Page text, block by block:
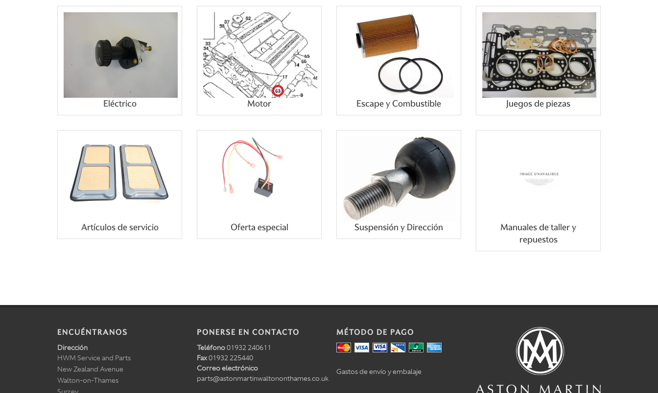
Eléctrico Motor Escape y Combustible Juegos de piezas
Artículos de servicio Oferta especial Suspensión y Dirección
Manuales de taller y
repuestos
ENCUÉNTRANOS
Dirección
HWM Service and Parts
New Zealand Avenue
Walton-on-Thames
PONERSE EN CONTACTO
Teléfono01932 240611
Fax01932 225440
Correo electrónico
parts@astonmartinwaltononthames.co.uk
MÉTODO DE PAGO
Gastos de envío y embalaje